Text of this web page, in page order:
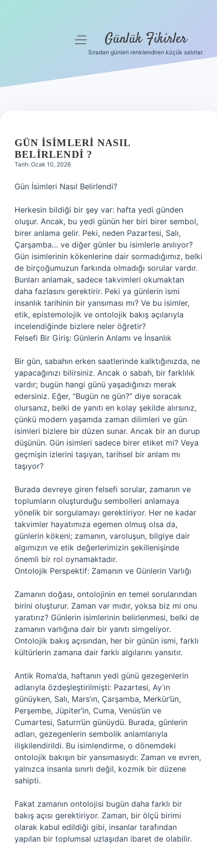
Hakkımızda
menüyü Günlük Fikirler
Sıradan günleri renklendiren küçük satırlar.
GÜN ISIMLERI NASIL
BELIRLENDI ?
Tarih: Ocak 10, 2026
Gün İsimleri Nasıl Belirlendi?
Herkesin bildiği bir şey var: hafta yedi günden
oluşur. Ancak, bu yedi günün her biri birer sembol,
birer anlama gelir. Peki, neden Pazartesi, Salı,
Çarşamba… ve diğer günler bu isimlerle anılıyor?
Gün isimlerinin kökenlerine dair sormadığımız, belki
de birçoğumuzun farkında olmadığı sorular vardır.
Bunları anlamak, sadece takvimleri okumaktan
daha fazlasını gerektirir. Peki ya günlerin ismi
insanlık tarihinin bir yansıması mı? Ve bu isimler,
etik, epistemolojik ve ontolojik bakış açılarıyla
incelendiğinde bizlere neler öğretir?
Felsefi Bir Giriş: Günlerin Anlamı ve İnsanlık
Bir gün, sabahın erken saatlerinde kalktığınızda, ne
yapacağınızı bilirsiniz. Ancak o sabah, bir farklılık
vardır; bugün hangi günü yaşadığınızı merak
edersiniz. Eğer, “Bugün ne gün?” diye soracak
olursanız, belki de yanıtı en kolay şekilde alırsınız,
çünkü modern yaşamda zaman dilimleri ve gün
isimleri bizlere bir düzen sunar. Ancak bir an durup
düşünün. Gün isimleri sadece birer etiket mi? Veya
geçmişin izlerini taşıyan, tarihsel bir anlam mı
taşıyor?
Burada devreye giren felsefi sorular, zamanın ve
toplumların oluşturduğu sembolleri anlamaya
yönelik bir sorgulamayı gerektiriyor. Her ne kadar
takvimler hayatımıza egemen olmuş olsa da,
günlerin kökeni; zamanın, varoluşun, bilgiye dair
algımızın ve etik değerlerimizin şekillenişinde
önemli bir rol oynamaktadır.
Ontolojik Perspektif: Zamanın ve Günlerin Varlığı
Zamanın doğası, ontolojinin en temel sorularından
birini oluşturur. Zaman var mıdır, yoksa biz mi onu
yaratırız? Günlerin isimlerinin belirlenmesi, belki de
zamanın varlığına dair bir yanıtı simgeliyor.
Ontolojik bakış açısından, her bir günün ismi, farklı
kültürlerin zamana dair farklı algılarını yansıtır.
Antik Roma’da, haftanın yedi günü gezegenlerin
adlarıyla özdeşleştirilmişti: Pazartesi, Ay’ın
günüyken, Salı, Mars’ın, Çarşamba, Merkür’ün,
Perşembe, Jüpiter’in, Cuma, Venüs’ün ve
Cumartesi, Saturn’ün günüydü. Burada, günlerin
adları, gezegenlerin sembolik anlamlarıyla
ilişkilendirildi. Bu isimlendirme, o dönemdeki
ontolojik bakışın bir yansımasıydı: Zaman ve evren,
yalnızca insanla sınırlı değil, kozmik bir düzene
sahipti.
Fakat zamanın ontolojisi bugün daha farklı bir
bakış açısı gerektiriyor. Zaman, bir ölçü birimi
olarak kabul edildiği gibi, insanlar tarafından
yapılan bir toplumsal uzlaşıdan ibaret de olabilir.